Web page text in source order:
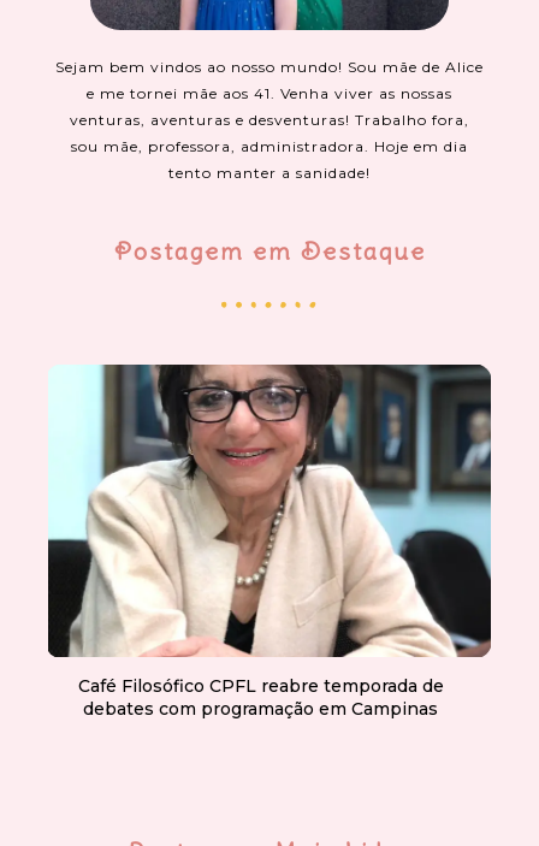
Sejam bem vindos ao nosso mundo! Sou mãe de Alice
e me tornei mãe aos 41. Venha viver as nossas
venturas, aventuras e desventuras! Trabalho fora,
sou mãe, professora, administradora. Hoje em dia
tento manter a sanidade!
Postagem em Destaque
Café Filosófico CPFL reabre temporada de
debates com programação em Campinas